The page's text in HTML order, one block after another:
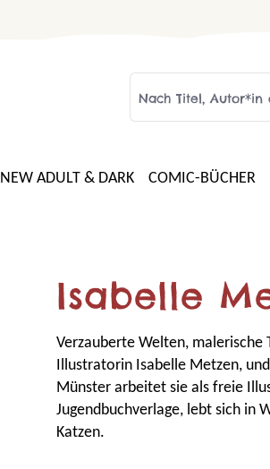
NEW ADULT & DARK COMIC-BÜCHER
Isabelle
Verzauberte Welten,
Illustratorin Isabelle Metzen,
Münster arbeitet sie als freie
Jugendbuchverlage, lebt sich in
Katzen.